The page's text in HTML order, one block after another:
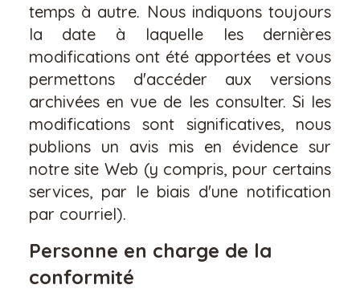
temps à autre. Nous indiquons toujours
la date à laquelle les dernières
modifications ont été apportées et vous
permettons d'accéder aux versions
archivées en vue de les consulter. Si les
modifications sont significatives, nous
publions un avis mis en évidence sur
notre site Web (y compris, pour certains
services, par le biais d'une notification
par courriel).
Personne en charge de la
conformité